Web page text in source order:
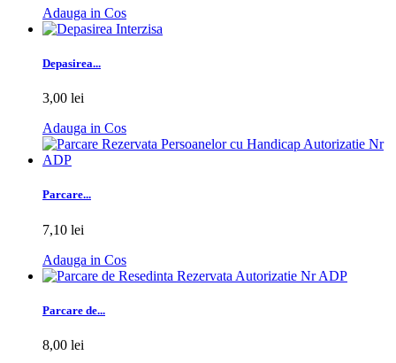
Adauga in Cos
Depasirea...
3,00 lei
Adauga in Cos
Parcare...
7,10 lei
Adauga in Cos
Parcare de...
8,00 lei